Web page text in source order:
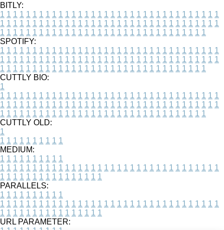
BITLY:
1 1 1 1 1 1 1 1 1 1 1 1 1 1 1 1 1 1 1 1 1 1 1 1 1 1 1 1 1 1 1 1 1 1
1 1 1 1 1 1 1 1 1 1 1 1 1 1 1 1 1 1 1 1 1 1 1 1 1 1 1 1 1 1 1 1 1 1
1 1 1 1 1 1 1 1 1 1 1 1 1 1 1 1 1 1 1 1 1 1 1 1 1 1 1 1 1 1 1 1
SPOTIFY:
1 1 1 1 1 1 1 1 1 1 1 1 1 1 1 1 1 1 1 1 1 1 1 1 1 1 1 1 1 1 1 1 1 1
1 1 1 1 1 1 1 1 1 1 1 1 1 1 1 1 1 1 1 1 1 1 1 1 1 1 1 1 1 1 1 1 1 1
1 1 1 1 1 1 1 1 1 1 1 1 1 1 1 1 1 1 1 1 1 1 1 1 1 1 1 1 1 1 1 1
CUTTLY BIO:
1
1 1 1 1 1 1 1 1 1 1 1 1 1 1 1 1 1 1 1 1 1 1 1 1 1 1 1 1 1 1 1 1 1 1
1 1 1 1 1 1 1 1 1 1 1 1 1 1 1 1 1 1 1 1 1 1 1 1 1 1 1 1 1 1 1 1 1 1
1 1 1 1 1 1 1 1 1 1 1 1 1 1 1 1 1 1 1 1 1 1 1 1 1 1 1 1 1 1 1 1
CUTTLY OLD:
1
1 1 1 1 1 1 1 1 1 1
MEDIUM:
1 1 1 1 1 1 1 1 1 1
1 1 1 1 1 1 1 1 1 1 1 1 1 1 1 1 1 1 1 1 1 1 1 1 1 1 1 1 1 1 1 1 1 1
1 1 1 1 1 1 1 1 1 1 1 1 1 1 1 1
PARALLELS:
1 1 1 1 1 1 1 1 1 1
1 1 1 1 1 1 1 1 1 1 1 1 1 1 1 1 1 1 1 1 1 1 1 1 1 1 1 1 1 1 1 1 1 1
1 1 1 1 1 1 1 1 1 1 1 1 1 1 1 1
URL PARAMETER: